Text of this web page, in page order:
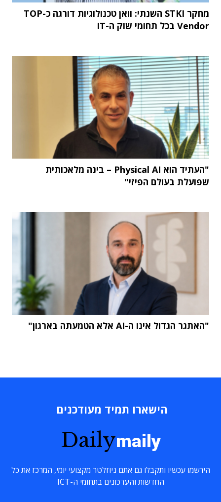
מחקר STKI השנתי: וואן טכנולוגיות דורגה כ-TOP
Vendor בכל תחומי שוק ה-IT
"העתיד הוא Physical AI – בינה מלאכותית
שפועלת בעולם הפיזי"
"האתגר הגדול אינו ה-AI אלא הטמעתה בארגון"
הישארו תמיד מעודכנים
Dailymaily
הירשמו עכשיו ותקבלו גם אתם ניוזלטר מקצועי יומי, המרכז את כל
החדשות והעדכונים בתחומי ה-ICT